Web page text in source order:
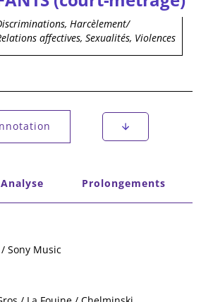
Harcèlement/
affectives, Sexualités, Violences
Analyse Prolongements
Sony Music